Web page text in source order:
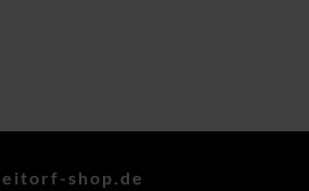
eitorf-shop.de